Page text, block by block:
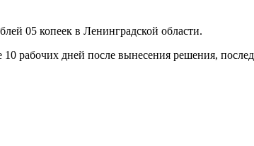
05 копеек в Ленинградской области.
10 рабочих дней после вынесения решения,